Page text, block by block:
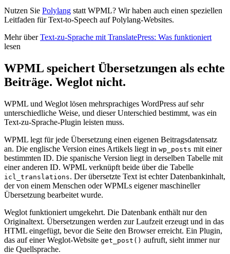
Nutzen Sie Polylang statt WPML? Wir haben auch einen speziellen
Leitfaden für Text-to-Speech auf Polylang-Websites.
Mehr überText-zu-Sprache mit TranslatePress: Was funktioniert
lesen
WPML speichert Übersetzungen als echte
Beiträge. Weglot nicht.
WPML und Weglot lösen mehrsprachiges WordPress auf sehr
unterschiedliche Weise, und dieser Unterschied bestimmt, was ein
Text-zu-Sprache-Plugin leisten muss.
WPML legt für jede Übersetzung einen eigenen Beitragsdatensatz
an. Die englische Version eines Artikels liegt in wp_posts mit einer
bestimmten ID. Die spanische Version liegt in derselben Tabelle mit
einer anderen ID. WPML verknüpft beide über die Tabelle
icl_translations. Der übersetzte Text ist echter Datenbankinhalt,
der von einem Menschen oder WPMLs eigener maschineller
Übersetzung bearbeitet wurde.
Weglot funktioniert umgekehrt. Die Datenbank enthält nur den
Originaltext. Übersetzungen werden zur Laufzeit erzeugt und in das
HTML eingefügt, bevor die Seite den Browser erreicht. Ein Plugin,
das auf einer Weglot-Website get_post() aufruft, sieht immer nur
die Quellsprache.